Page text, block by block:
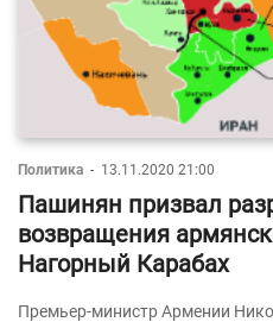
Политика - 13.11.2020 21:00
Пашинян призвал
возвращения
Нагорный Карабах
Премьер-министр Армении